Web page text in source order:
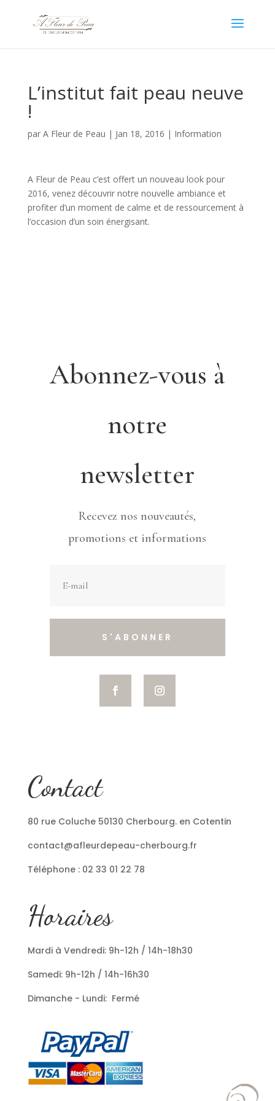
L’institut fait peau neuve
!
par A Fleur de Peau | Jan 18, 2016 | Information
A Fleur de Peau c’est offert un nouveau look pour
2016, venez découvrir notre nouvelle ambiance et
profiter d’un moment de calme et de ressourcement à
l’occasion d’un soin énergisant.
Abonnez-vous à
notre
newsletter
Recevez nos nouveautés,
promotions et informations
S'ABONNER
Contact
80 rue Coluche 50130 Cherbourg. en Cotentin
contact@afleurdepeau-cherbourg.fr
Téléphone : 02 33 01 22 78
Horaires
Mardi à Vendredi: 9h-12h / 14h-18h30
Samedi: 9h-12h / 14h-16h30
Dimanche - Lundi: Fermé